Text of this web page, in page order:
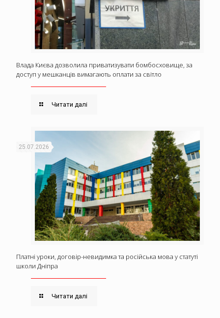
Влада Києва дозволила приватизувати бомбосховище, за
доступ у мешканців вимагають оплати за світло
Читати далі
25.07.2026
Платні уроки, договір-невидимка та російська мова у статуті
школи Дніпра
Читати далі